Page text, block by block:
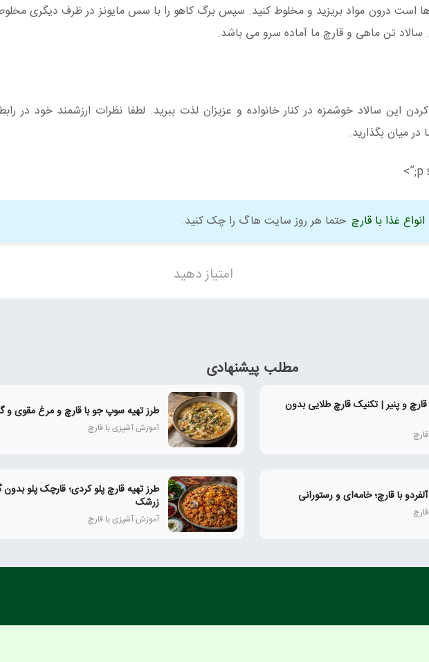
است درون مواد بریزید و مخلوط کنید. سپس برگ کاهو را با سس مایونز در ظرف دیگری
سالاد تن ماهی و قارچ ما آماده سرو می باشد.
این سالاد خوشمزه در کنار خانواده و عزیزان لذت ببرید. لطفا نظرات ارزشمند خود در
در میان بگذارید.
p
انواع غذا با قارچ حتما هر روز سایت هاگ را چک کنید.
امتیاز دهید
مطلب پیشنهادی
و پنیر | تکنیک قارچ طلایی بدون طرز تهیه سوپ جو با قارچ و مرغ مقوی و
آموزش آشپزی با قارچ
با قارچ؛ خامه‌ای و رستورانی طرز تهیه قارچ پلو کردی؛ قارچک پلو
زرشک
آموزش آشپزی با قارچ